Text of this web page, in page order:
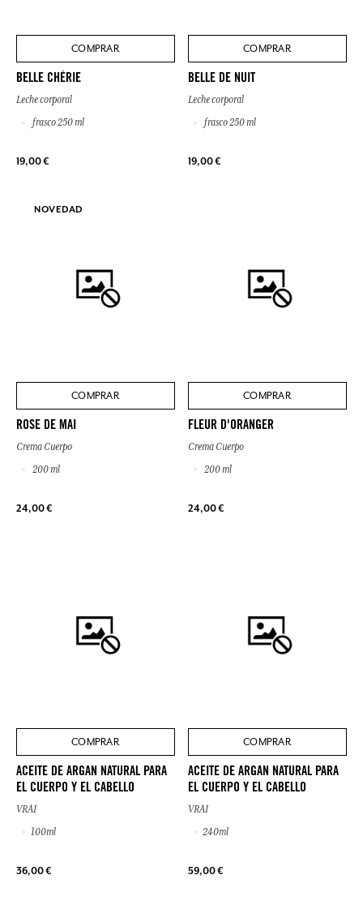
COMPRAR
BELLE CHÉRIE
Leche corporal
frasco 250 ml
19,00 €
COMPRAR
BELLE DE NUIT
Leche corporal
frasco 250 ml
19,00 €
NOVEDAD
COMPRAR
ROSE DE MAI
Crema Cuerpo
200 ml
24,00 €
COMPRAR
FLEUR D'ORANGER
Crema Cuerpo
200 ml
24,00 €
COMPRAR
ACEITE DE ARGAN NATURAL PARA
EL CUERPO Y EL CABELLO
VRAI
100ml
36,00 €
COMPRAR
ACEITE DE ARGAN NATURAL PARA
EL CUERPO Y EL CABELLO
VRAI
240ml
59,00 €